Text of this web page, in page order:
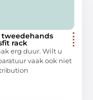
tweedehands
rack
erg duur. Wilt u
vaak ook niet